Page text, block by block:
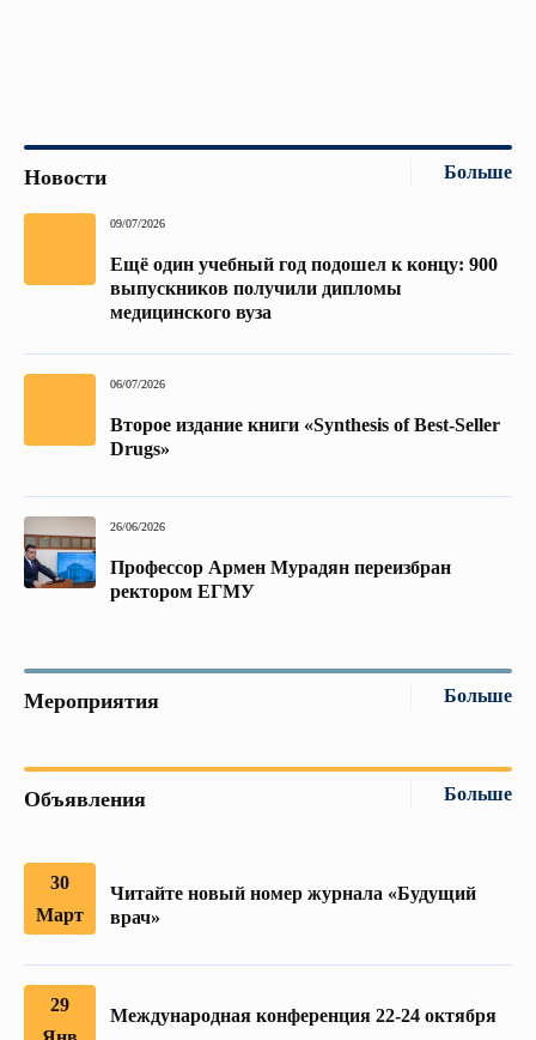
Новости Больше
09/07/2026
Ещё один учебный год подошел к концу: 900
выпускников получили дипломы
медицинского вуза
06/07/2026
Второе издание книги «Synthesis of Best-Seller
Drugs»
26/06/2026
Профессор Армен Мурадян переизбран
ректором ЕГМУ
Мероприятия Больше
Объявления Больше
30
Март
Читайте новый номер журнала «Будущий
врач»
29
Международная конференция 22-24 октября